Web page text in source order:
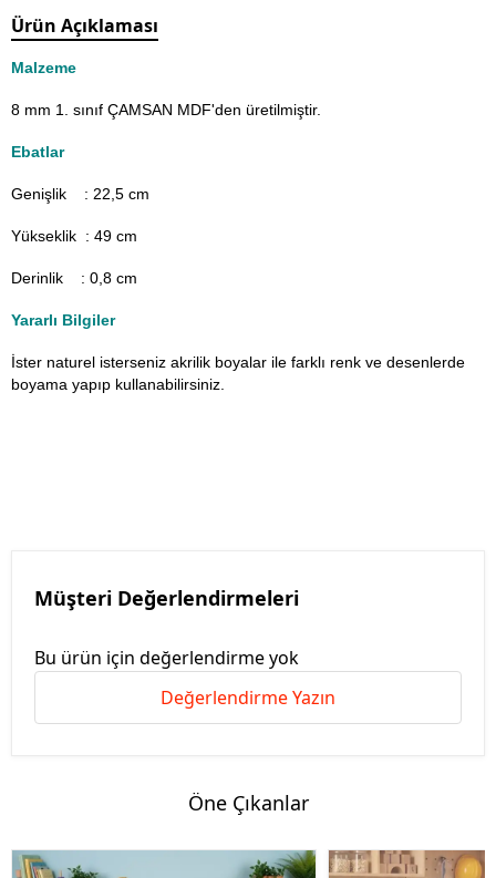
Ürün Açıklaması
Malzeme
8 mm 1. sınıf ÇAMSAN MDF'den üretilmiştir.
Ebatlar
Genişlik : 22,5 cm
Yükseklik : 49 cm
Derinlik : 0,8 cm
Yararlı Bilgiler
İster naturel isterseniz akrilik boyalar ile farklı renk ve desenlerde
boyama yapıp kullanabilirsiniz.
Müşteri Değerlendirmeleri
Bu ürün için değerlendirme yok
Değerlendirme Yazın
Öne Çıkanlar